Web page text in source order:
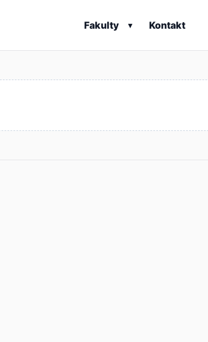
Fakulty ▾ Kontakt